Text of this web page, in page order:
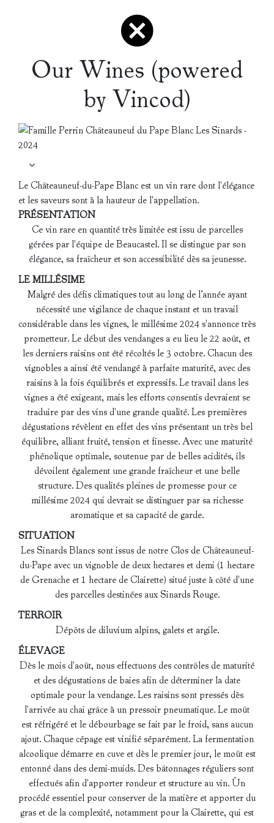
Our Wines (powered
by Vincod)
Le Châteauneuf-du-Pape Blanc est un vin rare dont l'élégance
et les saveurs sont à la hauteur de l'appellation.
PRÉSENTATION
Ce vin rare en quantité très limitée est issu de parcelles
gérées par l'équipe de Beaucastel. Il se distingue par son
élégance, sa fraîcheur et son accessibilité dès sa jeunesse.
LE MILLÉSIME
Malgré des défis climatiques tout au long de l’année ayant
nécessité une vigilance de chaque instant et un travail
considérable dans les vignes, le millésime 2024 s'annonce très
prometteur. Le début des vendanges a eu lieu le 22 août, et
les derniers raisins ont été récoltés le 3 octobre. Chacun des
vignobles a ainsi été vendangé à parfaite maturité, avec des
raisins à la fois équilibrés et expressifs. Le travail dans les
vignes a été exigeant, mais les efforts consentis devraient se
traduire par des vins d'une grande qualité. Les premières
dégustations révèlent en effet des vins présentant un très bel
équilibre, alliant fruité, tension et finesse. Avec une maturité
phénolique optimale, soutenue par de belles acidités, ils
dévoilent également une grande fraîcheur et une belle
structure. Des qualités pleines de promesse pour ce
millésime 2024 qui devrait se distinguer par sa richesse
aromatique et sa capacité de garde.
SITUATION
Les Sinards Blancs sont issus de notre Clos de Châteauneuf-
du-Pape avec un vignoble de deux hectares et demi (1 hectare
de Grenache et 1 hectare de Clairette) situé juste à côté d'une
des parcelles destinées aux Sinards Rouge.
TERROIR
Dépôts de diluvium alpins, galets et argile.
ÉLEVAGE
Dès le mois d'août, nous effectuons des contrôles de maturité
et des dégustations de baies afin de déterminer la date
optimale pour la vendange. Les raisins sont pressés dès
l'arrivée au chai grâce à un pressoir pneumatique. Le moût
est réfrigéré et le débourbage se fait par le froid, sans aucun
ajout. Chaque cépage est vinifié séparément. La fermentation
alcoolique démarre en cuve et dès le premier jour, le moût est
entonné dans des demi-muids. Des bâtonnages réguliers sont
effectués afin d'apporter rondeur et structure au vin. Ùn
procédé essentiel pour conserver de la matière et apporter du
gras et de la complexité, notamment pour la Clairette, qui est